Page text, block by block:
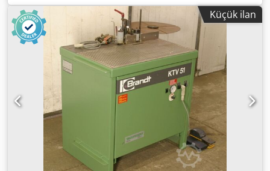
Küçük ilan